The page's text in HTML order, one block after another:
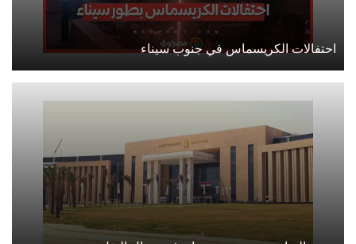
احتفالات الكريسماس في جنوب سيناء